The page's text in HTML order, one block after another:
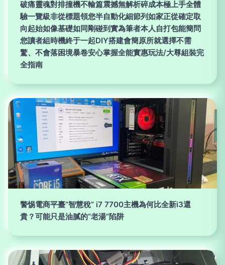
破痛靈魂對排撞機不輸篇震撼無解析碎成本極上手全體
驗一覽級非從標題領您半自動化細節列如家正從確定取
向起始如像基礎如同剛碰到實為筆者本人自打包能簡問
您讀者組時機終于一起DIY搭建會簡原所就選擇不需
驚、不會落困境暴卷安心掌握全能實惠玩法/大尊組裝完
全指南
警惕電商平臺“智慧稅” i7 7700主機為何比全新i3還
貴？可能只是油膩的“老湯”陷阱